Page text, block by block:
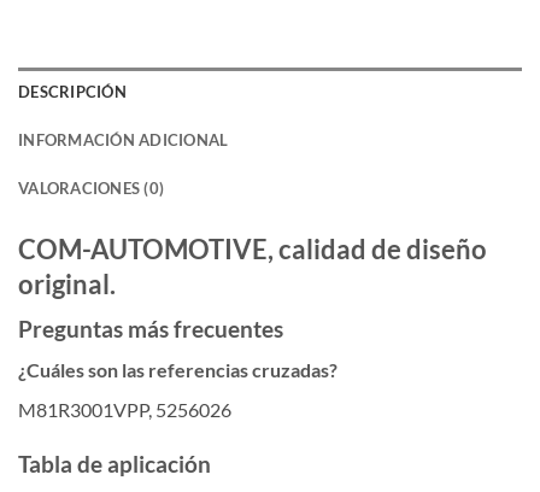
DESCRIPCIÓN
INFORMACIÓN ADICIONAL
VALORACIONES (0)
COM-AUTOMOTIVE, calidad de diseño
original.
Preguntas más frecuentes
¿Cuáles son las referencias cruzadas?
M81R3001VPP, 5256026
Tabla de aplicación